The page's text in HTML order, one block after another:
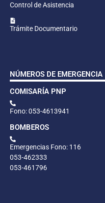
Control de Asistencia
Trámite Documentario
NÚMEROS DE EMERGENCIA
COMISARÍA PNP
Fono: 053-4613941
BOMBEROS
Emergencias Fono: 116
053-462333
053-461796